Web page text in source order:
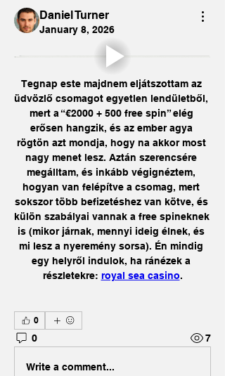
Daniel Turner
January 8, 2026
Tegnap este majdnem eljátszottam az
üdvözlő csomagot egyetlen lendületből,
mert a “€2000 + 500 free spin” elég
erősen hangzik, és az ember agya
rögtön azt mondja, hogy na akkor most
nagy menet lesz. Aztán szerencsére
megálltam, és inkább végignéztem,
hogyan van felépítve a csomag, mert
sokszor több befizetéshez van kötve, és
külön szabályai vannak a free spineknek
is (mikor járnak, mennyi ideig élnek, és
mi lesz a nyeremény sorsa). Én mindig
egy helyről indulok, ha ránézek a
részletekre: royal sea casino.
0
0 7
Write a comment...